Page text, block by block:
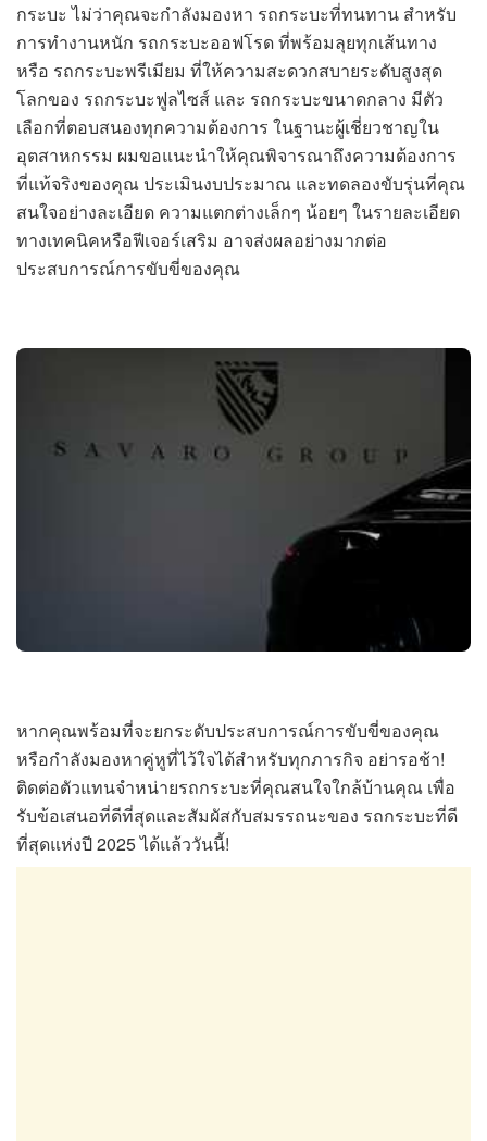
กระบะ ไม่ว่าคุณจะกำลังมองหา รถกระบะที่ทนทาน สำหรับ
การทำงานหนัก รถกระบะออฟโรด ที่พร้อมลุยทุกเส้นทาง
หรือ รถกระบะพรีเมียม ที่ให้ความสะดวกสบายระดับสูงสุด
โลกของ รถกระบะฟูลไซส์ และ รถกระบะขนาดกลาง มีตัว
เลือกที่ตอบสนองทุกความต้องการ ในฐานะผู้เชี่ยวชาญใน
อุตสาหกรรม ผมขอแนะนำให้คุณพิจารณาถึงความต้องการ
ที่แท้จริงของคุณ ประเมินงบประมาณ และทดลองขับรุ่นที่คุณ
สนใจอย่างละเอียด ความแตกต่างเล็กๆ น้อยๆ ในรายละเอียด
ทางเทคนิคหรือฟีเจอร์เสริม อาจส่งผลอย่างมากต่อ
ประสบการณ์การขับขี่ของคุณ
หากคุณพร้อมที่จะยกระดับประสบการณ์การขับขี่ของคุณ
หรือกำลังมองหาคู่หูที่ไว้ใจได้สำหรับทุกภารกิจ อย่ารอช้า!
ติดต่อตัวแทนจำหน่ายรถกระบะที่คุณสนใจใกล้บ้านคุณ เพื่อ
รับข้อเสนอที่ดีที่สุดและสัมผัสกับสมรรถนะของ รถกระบะที่ดี
ที่สุดแห่งปี 2025 ได้แล้ววันนี้!